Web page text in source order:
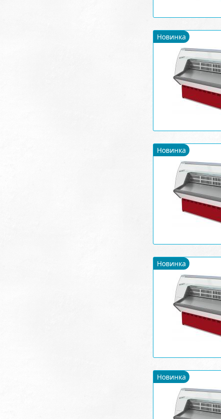
Новинка
Новинка
Новинка
Новинка